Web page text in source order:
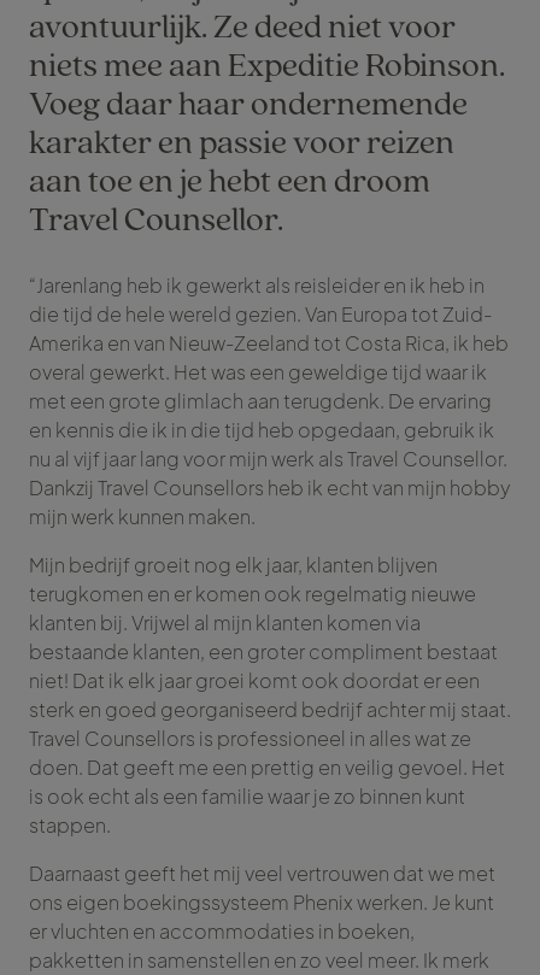
avontuurlijk. Ze deed niet voor
niets mee aan Expeditie Robinson.
Voeg daar haar ondernemende
karakter en passie voor reizen
aan toe en je hebt een droom
Travel Counsellor.
“Jarenlang heb ik gewerkt als reisleider en ik heb in
die tijd de hele wereld gezien. Van Europa tot Zuid-
Amerika en van Nieuw-Zeeland tot Costa Rica, ik heb
overal gewerkt. Het was een geweldige tijd waar ik
met een grote glimlach aan terugdenk. De ervaring
en kennis die ik in die tijd heb opgedaan, gebruik ik
nu al vijf jaar lang voor mijn werk als Travel Counsellor.
Dankzij Travel Counsellors heb ik echt van mijn hobby
mijn werk kunnen maken.
Mijn bedrijf groeit nog elk jaar, klanten blijven
terugkomen en er komen ook regelmatig nieuwe
klanten bij. Vrijwel al mijn klanten komen via
bestaande klanten, een groter compliment bestaat
niet! Dat ik elk jaar groei komt ook doordat er een
sterk en goed georganiseerd bedrijf achter mij staat.
Travel Counsellors is professioneel in alles wat ze
doen. Dat geeft me een prettig en veilig gevoel. Het
is ook echt als een familie waar je zo binnen kunt
stappen.
Daarnaast geeft het mij veel vertrouwen dat we met
ons eigen boekingssysteem Phenix werken. Je kunt
er vluchten en accommodaties in boeken,
pakketten in samenstellen en zo veel meer. Ik merk